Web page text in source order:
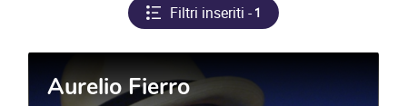
Filtri inseriti -1
Aurelio Fierro